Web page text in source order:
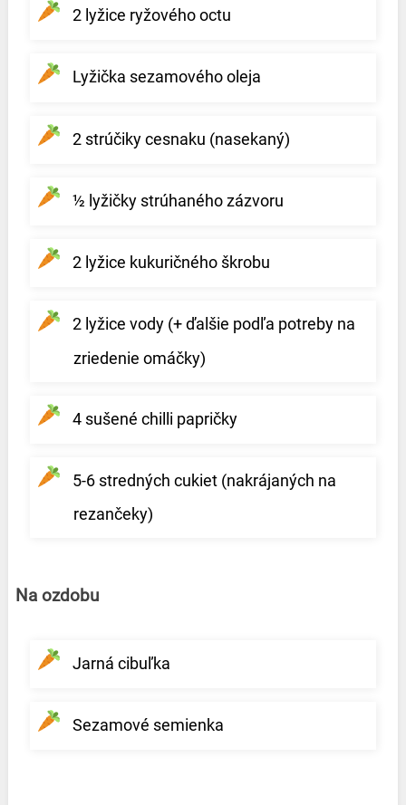
2 lyžice ryžového octu
Lyžička sezamového oleja
2 strúčiky cesnaku (nasekaný)
½ lyžičky strúhaného zázvoru
2 lyžice kukuričného škrobu
2 lyžice vody (+ ďalšie podľa potreby na
zriedenie omáčky)
4 sušené chilli papričky
5-6 stredných cukiet (nakrájaných na
rezančeky)
Na ozdobu
Jarná cibuľka
Sezamové semienka